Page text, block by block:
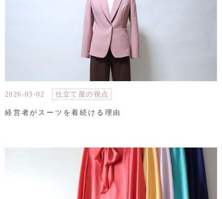
2026-03-02 仕立て屋の視点
経営者がスーツを着続ける理由